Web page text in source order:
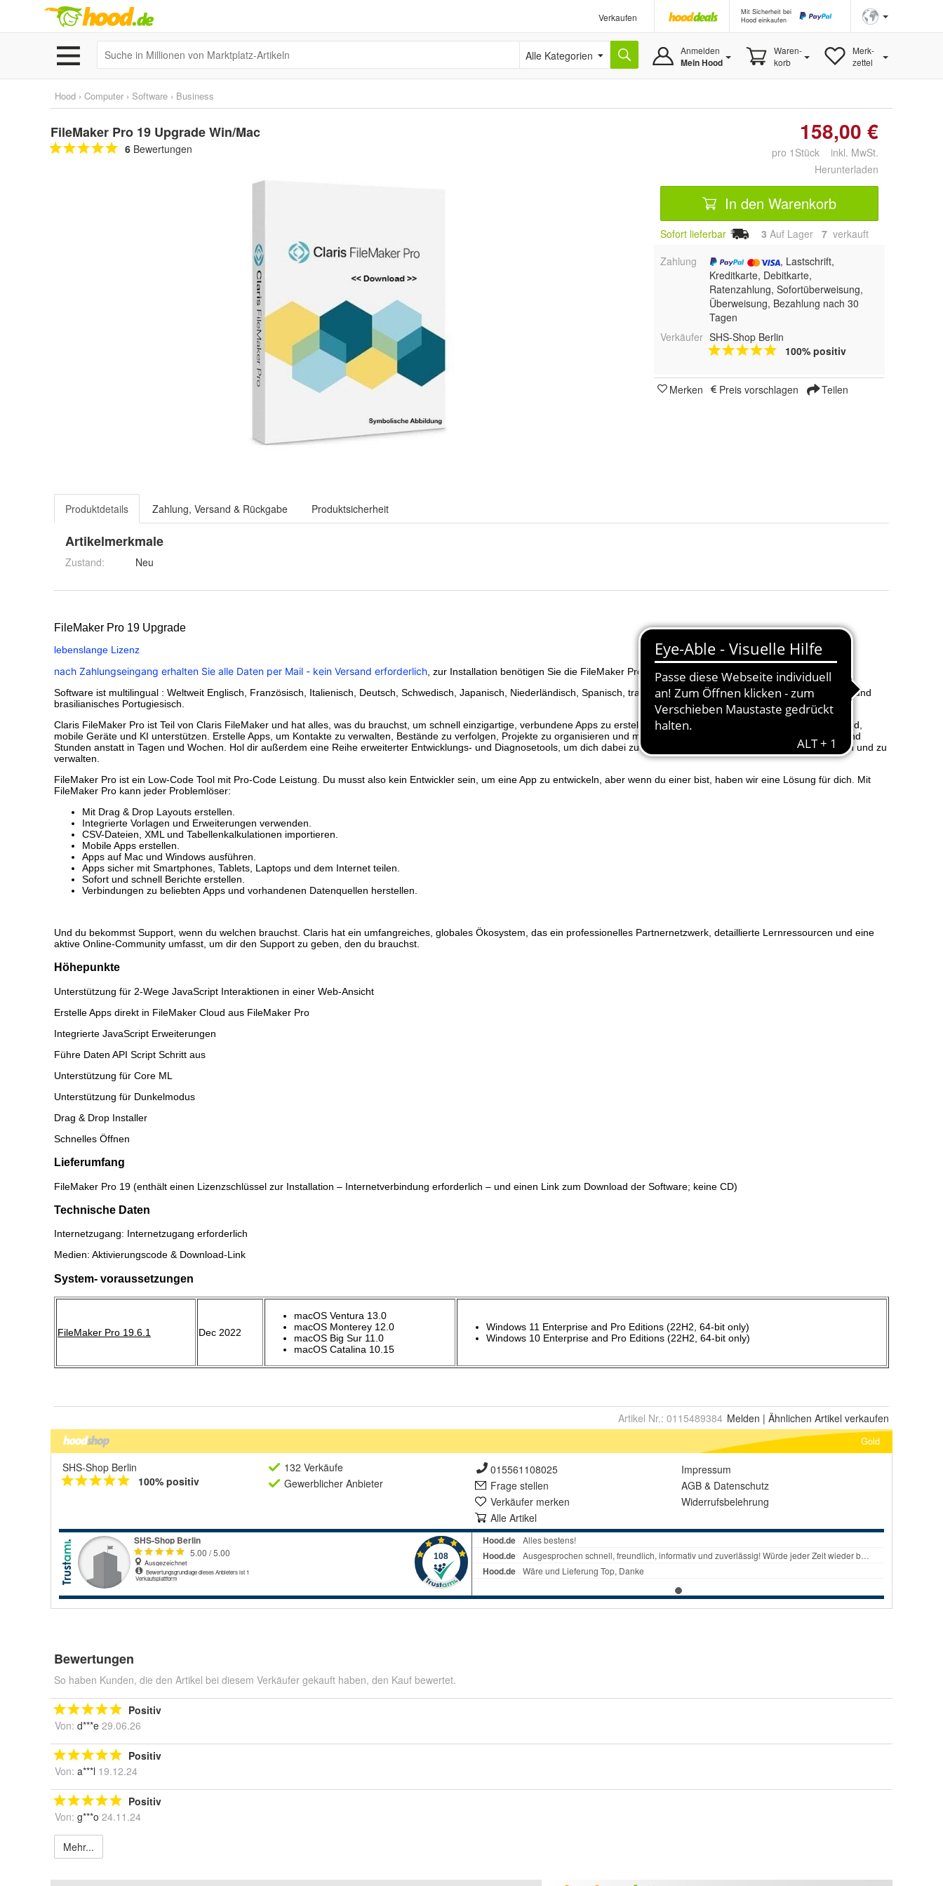
Verkaufen
Mit Sicherheit bei
Hood einkaufen
Alle Kategorien Anmelden
Mein Hood
Waren-
korb
Merk-
zettel
Hood › Computer › Software › Business
FileMaker Pro 19 Upgrade Win/Mac
6 Bewertungen
158,00 €
pro 1Stück inkl. MwSt.
Herunterladen
In den Warenkorb
Sofort lieferbar 3 Auf Lager 7 verkauft
Zahlung
, Lastschrift,
Kreditkarte, Debitkarte,
Ratenzahlung, Sofortüberweisung,
Überweisung, Bezahlung nach 30
Tagen
Verkäufer SHS-Shop Berlin
100% positiv
Merken Preis vorschlagen Teilen
Produktdetails Zahlung, Versand & Rückgabe Produktsicherheit
Artikelmerkmale
Zustand: Neu
Artikel Nr.: 0115489384 Melden | Ähnlichen Artikel verkaufen
Gold
SHS-Shop Berlin
100% positiv
132 Verkäufe
Gewerblicher Anbieter
015561108025
Frage stellen
Verkäufer merken
Alle Artikel
Impressum
AGB & Datenschutz
Widerrufsbelehrung
Bewertungen
So haben Kunden, die den Artikel bei diesem Verkäufer gekauft haben, den Kauf bewertet.
Positiv
Von: d***e 29.06.26
Positiv
Von: a***l 19.12.24
Positiv
Von: g***o 24.11.24
Mehr...